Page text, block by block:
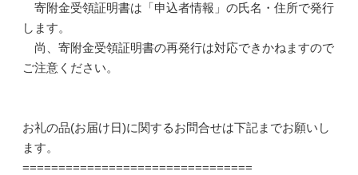
寄附金受領証明書は「申込者情報」の氏名・住所で発行
します。
尚、寄附金受領証明書の再発行は対応できかねますので
ご注意ください。
お礼の品(お届け日)に関するお問合せは下記までお願いし
ます。
================================